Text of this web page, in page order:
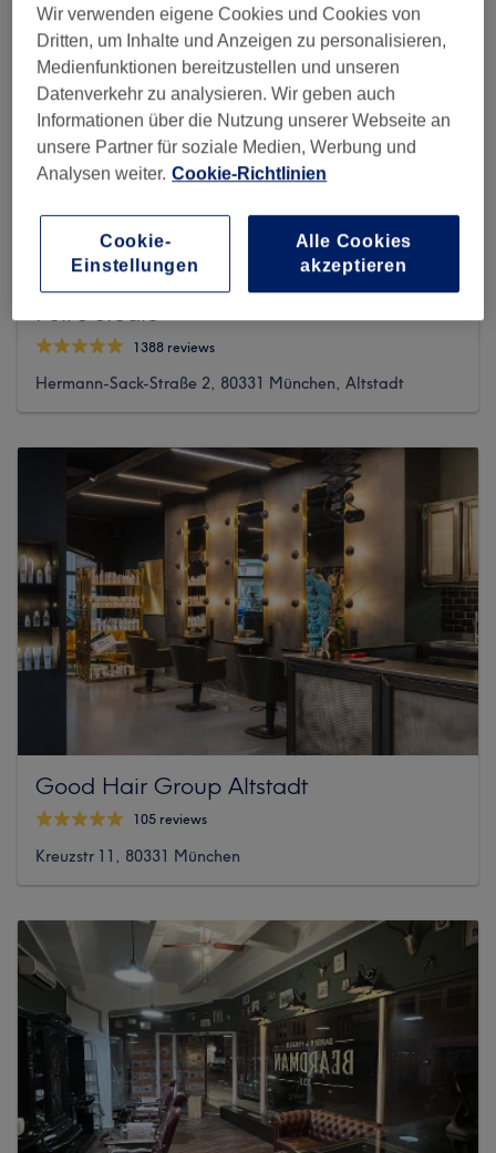
Feli's Studio
1388 reviews
Hermann-Sack-Straße 2, 80331 München, Altstadt
Good Hair Group Altstadt
105 reviews
Kreuzstr 11, 80331 München
Wir verwenden eigene Cookies und Cookies von
Dritten, um Inhalte und Anzeigen zu personalisieren,
Medienfunktionen bereitzustellen und unseren
Datenverkehr zu analysieren. Wir geben auch
Informationen über die Nutzung unserer Webseite an
unsere Partner für soziale Medien, Werbung und
Analysen weiter. Cookie-Richtlinien
Cookie-
Einstellungen
Alle Cookies
akzeptieren